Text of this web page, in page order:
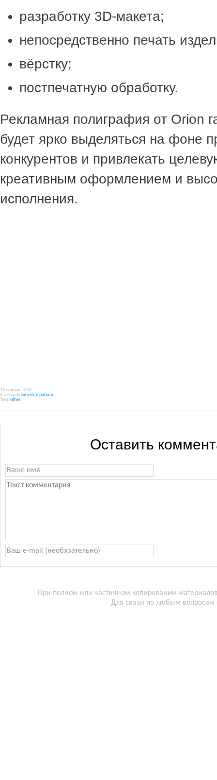
разработку 3D-макета;
непосредственно печать
вёрстку;
постпечатную обработку.
Рекламная полиграфия от Orion
будет ярко выделяться на фоне
конкурентов и привлекать
креативным оформлением и
исполнения.
16 ноября 2018
Категория Бизнес и работа
Тэги: other.
Оставить
При полном или частичном копировании
Для связи по любым